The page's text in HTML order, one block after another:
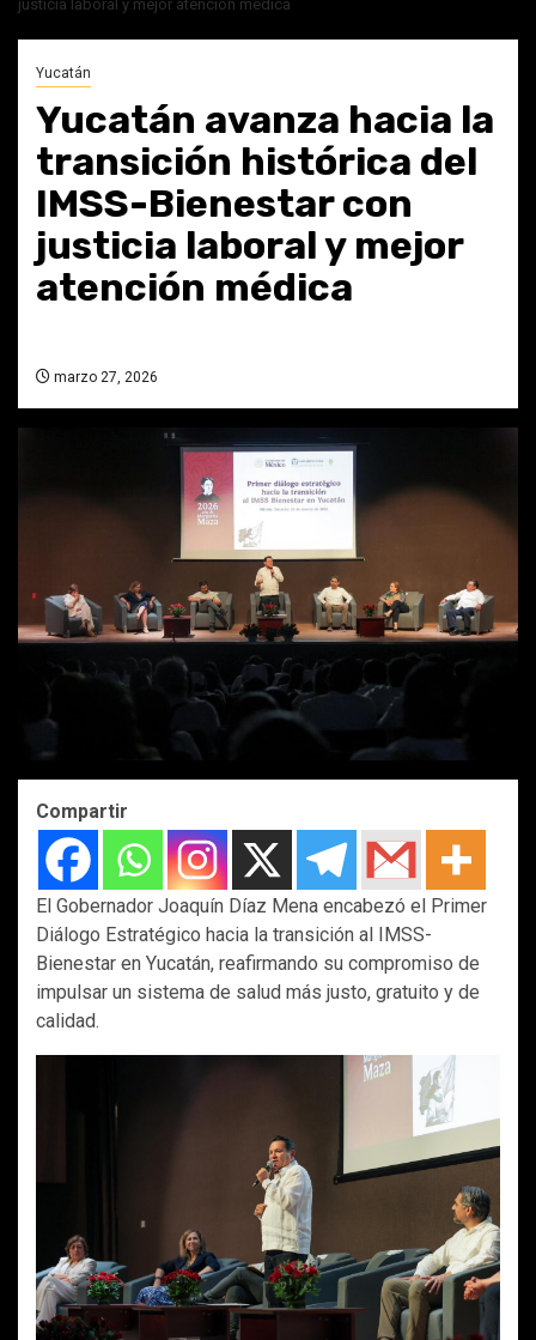
justicia laboral y mejor atención médica
Yucatán
Yucatán avanza hacia la
transición histórica del
IMSS-Bienestar con
justicia laboral y mejor
atención médica
marzo 27, 2026
Compartir
El Gobernador Joaquín Díaz Mena encabezó el Primer
Diálogo Estratégico hacia la transición al IMSS-
Bienestar en Yucatán, reafirmando su compromiso de
impulsar un sistema de salud más justo, gratuito y de
calidad.